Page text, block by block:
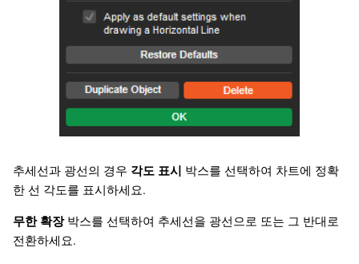
추세선과 광선의 경우 각도 표시 박스를 선택하여 차트에 정확
한 선 각도를 표시하세요.
무한 확장박스를 선택하여 추세선을 광선으로 또는 그 반대로
전환하세요.